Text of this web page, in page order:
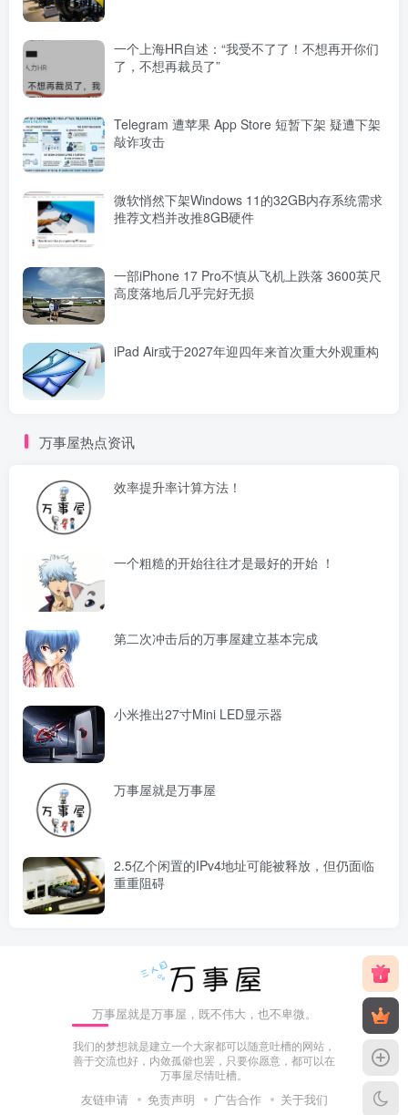
一个上海HR自述：“我受不了了！不想再开你们
了，不想再裁员了”
Telegram 遭苹果 App Store 短暂下架 疑遭下架
敲诈攻击
微软悄然下架Windows 11的32GB内存系统需求
推荐文档并改推8GB硬件
一部iPhone 17 Pro不慎从飞机上跌落 3600英尺
高度落地后几乎完好无损
iPad Air或于2027年迎四年来首次重大外观重构
万事屋热点资讯
效率提升率计算方法！
一个粗糙的开始往往才是最好的开始 ！
第二次冲击后的万事屋建立基本完成
小米推出27寸Mini LED显示器
万事屋就是万事屋
2.5亿个闲置的IPv4地址可能被释放，但仍面临
重重阻碍
万事屋就是万事屋，既不伟大，也不卑微。
我们的梦想就是建立一个大家都可以随意吐槽的网站，
善于交流也好，内敛孤僻也罢，只要你愿意，都可以在
万事屋尽情吐槽。
友链申请 免责声明 广告合作 关于我们